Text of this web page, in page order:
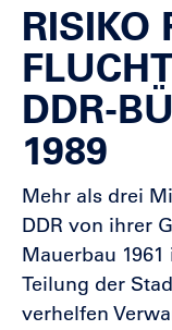
RISIKO
DDR-
1989
Mehr als drei
DDR von ihrer
Mauerbau
Teilung der
verhelfen